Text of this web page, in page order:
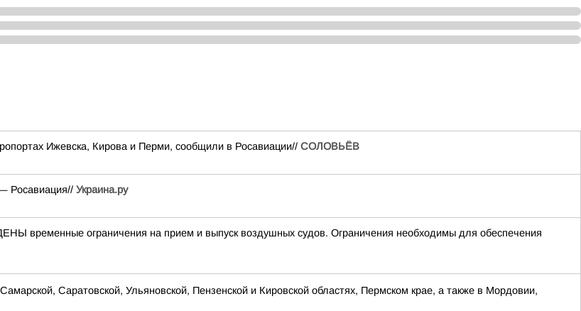
Ижевска, Кирова и Перми, сообщили в Росавиации// СОЛОВЬЁВ
Росавиация// Украина.ру
ограничения на прием и выпуск воздушных судов. Ограничения необходимы для обеспечения
Саратовской, Ульяновской, Пензенской и Кировской областях, Пермском крае, а также в Мордовии,